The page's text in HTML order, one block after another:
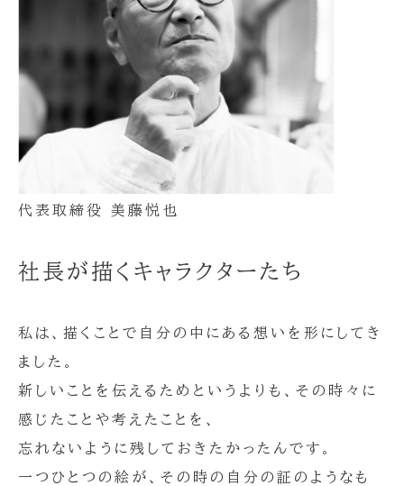
代表取締役 美藤悦也
社長が描くキャラクターたち
私は、描くことで自分の中にある想いを形にしてき
ました。
新しいことを伝えるためというよりも、その時々に
感じたことや考えたことを、
忘れないように残しておきたかったんです。
一つひとつの絵が、その時の自分の証のようなも